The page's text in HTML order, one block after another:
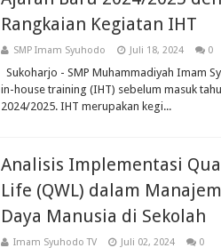
Rangkaian Kegiatan IHT
SMP Imam Syuhodo Juli 18, 2024 0
Sukoharjo - SMP Muhammadiyah Imam
in-house training (IHT) sebelum masuk
2024/2025. IHT merupakan kegi...
Analisis Implementasi
Life (QWL) dalam
Daya Manusia di Sekolah
Imam Syuhodo TV Juli 02, 2024 0